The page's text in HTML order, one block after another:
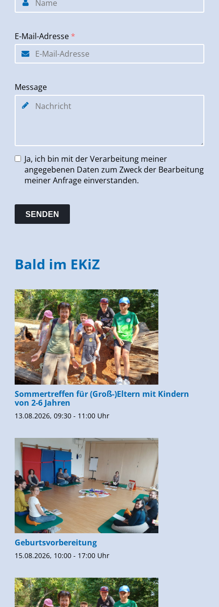
E-Mail-Adresse *
Message
Ja, ich bin mit der Verarbeitung meiner
angegebenen Daten zum Zweck der Bearbeitung
meiner Anfrage einverstanden.
Bald im EKiZ
Sommertreffen für (Groß-)Eltern mit Kindern
von 2-6 Jahren
13.08.2026, 09:30 - 11:00 Uhr
Geburtsvorbereitung
15.08.2026, 10:00 - 17:00 Uhr